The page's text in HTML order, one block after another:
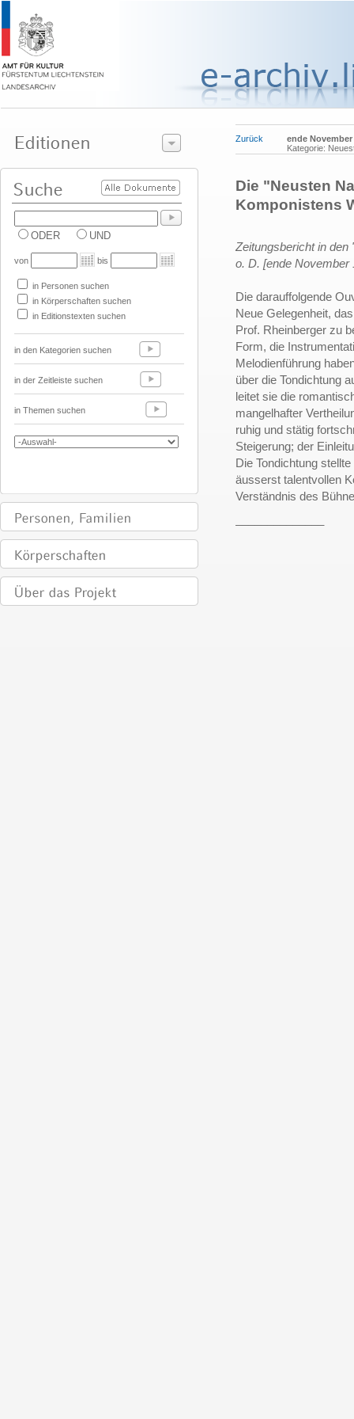
ODER UND
von bis
in Personen suchen
in Körperschaften suchen
in Editionstexten suchen
in den Kategorien suchen
in der Zeitleiste suchen
in Themen suchen
Zurück
ende November
Kategorie:
Die "Neusten
Komponistens
Zeitungsbericht in den
o. D. [ende November
Die darauffolgende
Neue Gelegenheit,
Prof. Rheinberger zu
Form, die
Melodienführung
über die Tondichtung
leitet sie die
mangelhafter
ruhig und stätig
Steigerung; der
Die Tondichtung
äusserst talentvollen
Verständnis des